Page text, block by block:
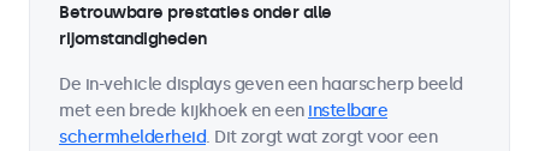
Betrouwbare prestaties onder alle
rijomstandigheden
De in-vehicle displays geven een haarscherp beeld
met een brede kijkhoek en een instelbare
schermhelderheid. Dit zorgt wat zorgt voor een